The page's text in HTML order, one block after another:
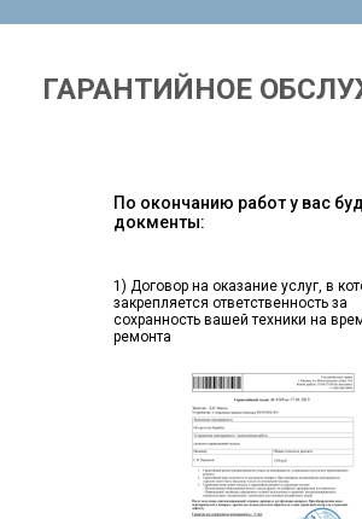
ГАРАНТИЙНОЕ
По окончанию работ у вас
докменты:
1) Договор на оказание услуг, в
закрепляется ответственность за
сохранность вашей техники на
ремонта